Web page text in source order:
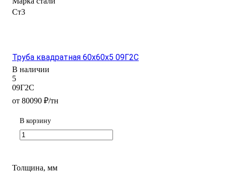
Ст3
Труба квадратная 60х60х5 09Г2С
В наличии
5
09Г2С
от 80090 ₽/тн
В корзину
Толщина, мм